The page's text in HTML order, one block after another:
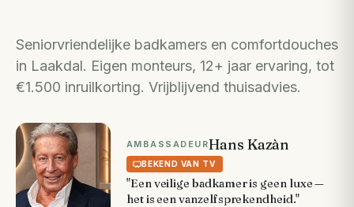
Seniorvriendelijke badkamers en comfortdouches
in Laakdal. Eigen monteurs, 12+ jaar ervaring, tot
€1.500 inruilkorting. Vrijblijvend thuisadvies.
AMBASSADEURHans Kazàn
BEKEND VAN TV
"Een veilige badkamer is geen luxe —
het is een vanzelfsprekendheid."